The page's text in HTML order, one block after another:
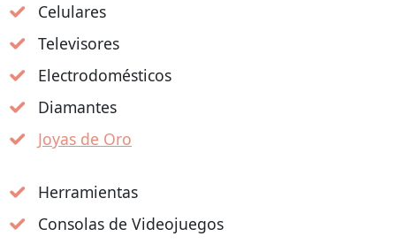
Celulares
Televisores
Electrodomésticos
Diamantes
Joyas de Oro
Herramientas
Consolas de Videojuegos